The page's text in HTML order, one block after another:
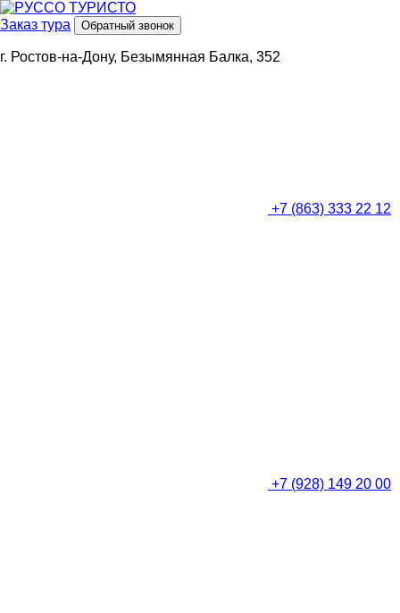
Заказ тура Обратный звонок
г. Ростов-на-Дону, Безымянная Балка, 352
+7 (863) 333 22 12
+7 (928) 149 20 00